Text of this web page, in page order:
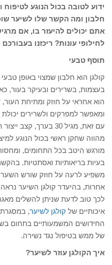
ידוע לטובה בכול הנוגע לטיפוח
חלבון ומה הקשר שלו לשיער
אתם יכולים להיעזר בו, אם
לחילופי עונות? ריכזנו
תוסף טבעי
קולגן הוא חלבון שמצוי באופן
בעצמות, בשרירים ובעיקר בעור,
הוא אחראי על חוזק ומתיחת העור,
ומאפשר למפרקים ולשרירים
עם זאת, מגיל 30 בערך,
מהווה שחקן ראשי בכול הנוגע
מורגש היטב בכל התחומים,
בעיות בריאותיות ואסתטיות.
משפיע לרעה על חוזק שורש
אחרות, בהיעדר קולגן השיער
לכך טוב לדעת שניתן להשלים
איכותיים של קולגן לשיער, במסגרת
החידושים המשמעותיים בתחום
של ממש בטיפול נגד נשירה.
איך הקולגן עוזר לשיער?